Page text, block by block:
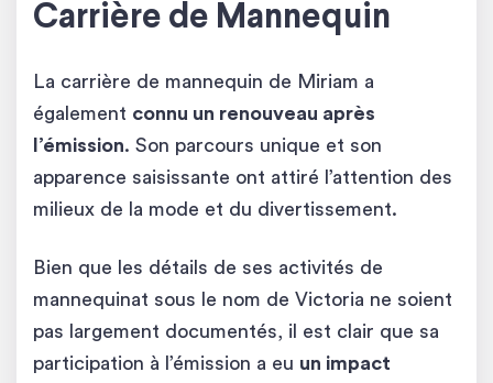
Carrière de Mannequin
La carrière de mannequin de Miriam a
également connu un renouveau après
l’émission. Son parcours unique et son
apparence saisissante ont attiré l’attention des
milieux de la mode et du divertissement.
Bien que les détails de ses activités de
mannequinat sous le nom de Victoria ne soient
pas largement documentés, il est clair que sa
participation à l’émission a eu un impact